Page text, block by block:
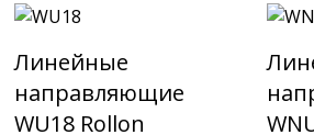
Линейные
направляющие
WU18 Rollon